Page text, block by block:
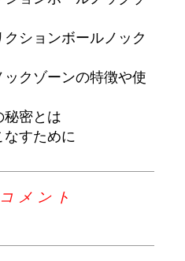
ションボールノック
クゾーンの特徴や使
秘密とは
すために
メント